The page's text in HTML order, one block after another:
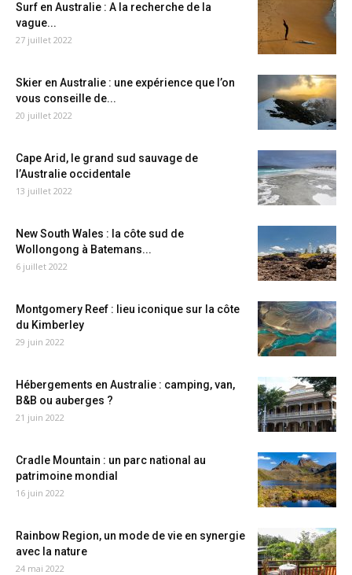
Surf en Australie : A la recherche de la
vague...
27 juillet 2022
Skier en Australie : une expérience que l’on
vous conseille de...
20 juillet 2022
Cape Arid, le grand sud sauvage de
l’Australie occidentale
13 juillet 2022
New South Wales : la côte sud de
Wollongong à Batemans...
6 juillet 2022
Montgomery Reef : lieu iconique sur la côte
du Kimberley
29 juin 2022
Hébergements en Australie : camping, van,
B&B ou auberges ?
21 juin 2022
Cradle Mountain : un parc national au
patrimoine mondial
16 juin 2022
Rainbow Region, un mode de vie en synergie
avec la nature
24 mai 2022